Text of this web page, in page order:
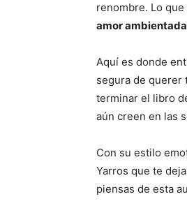
renombre. Lo
amor
Aquí es donde
segura de querer
terminar el libro
aún creen en las
Con su estilo
Yarros que te
piensas de esta